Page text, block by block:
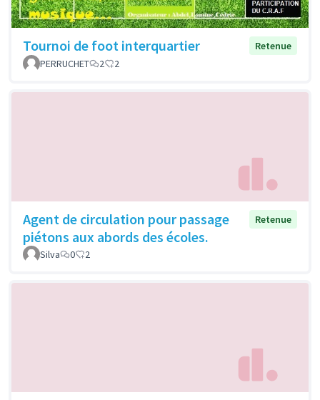
Tournoi de foot interquartier
Retenue
PERRUCHET
2 2
Agent de circulation pour passage
piétons aux abords des écoles.
Retenue
Silva 0 2